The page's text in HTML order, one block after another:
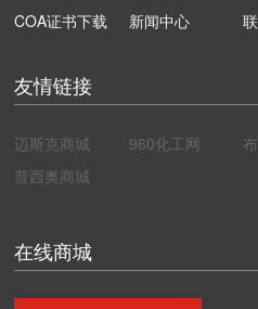
COA证书下载
新闻中心
友情链接
迈斯克商城 960化工网
普西奥商城
在线商城